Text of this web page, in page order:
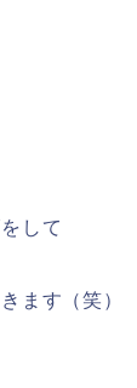
して
ます（笑）